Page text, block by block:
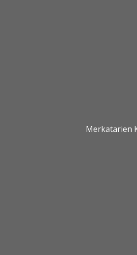
Merkatarien